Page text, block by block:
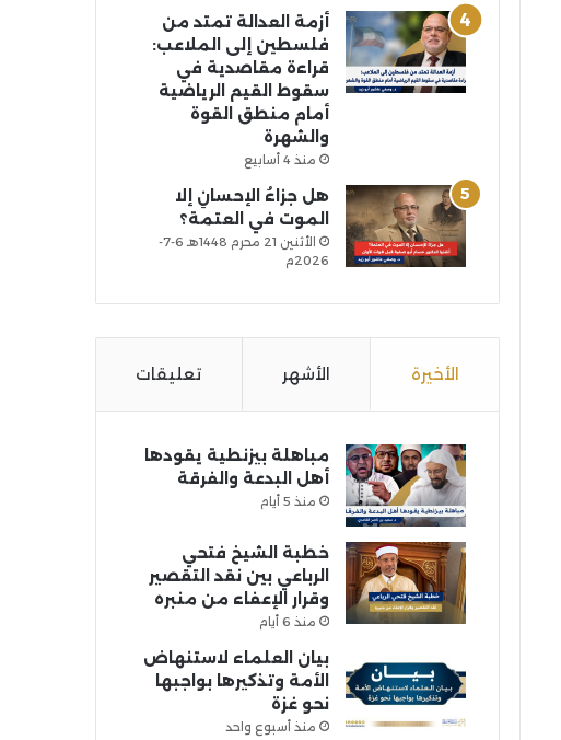
أزمة العدالة تمتد من
فلسطين إلى الملاعب:
قراءة مقاصدية في
سقوط القيم الرياضية
أمام منطق القوة
والشهرة
منذ 4 أسابيع
هل جزاءُ الإحسانِ إلا
الموت في العتمة؟
الأثنين 21 محرم 1448هـ 6-7-
2026م
الأخيرة الأشهر تعليقات
مباهلة بيزنطية يقودها
أهل البدعة والفرقة
منذ 5 أيام
خطبة الشيخ فتحي
الرباعي بين نقد التقصير
وقرار الإعفاء من منبره
منذ 6 أيام
بيان العلماء لاستنهاض
الأمة وتذكيرها بواجبها
نحو غزة
منذ أسبوع واحد